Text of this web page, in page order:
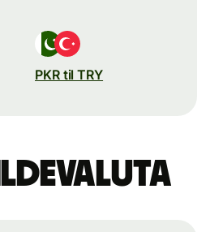
PKR til TRY